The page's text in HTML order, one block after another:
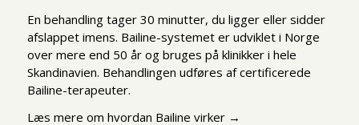
En behandling tager 30 minutter, du ligger eller sidder
afslappet imens. Bailine-systemet er udviklet i Norge
over mere end 50 år og bruges på klinikker i hele
Skandinavien. Behandlingen udføres af certificerede
Bailine-terapeuter.
Læs mere om hvordan Bailine virker →